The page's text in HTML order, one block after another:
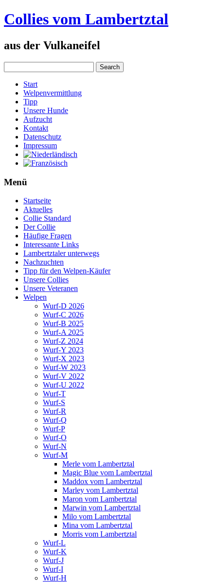
Collies vom Lambertztal
aus der Vulkaneifel
Start
Welpenvermittlung
Tipp
Unsere Hunde
Aufzucht
Kontakt
Datenschutz
Impressum
Menü
Startseite
Aktuelles
Collie Standard
Der Collie
Häufige Fragen
Interessante Links
Lambertztaler unterwegs
Nachzuchten
Tipp für den Welpen-Käufer
Unsere Collies
Unsere Veteranen
Welpen
Wurf-D 2026
Wurf-C 2026
Wurf-B 2025
Wurf-A 2025
Wurf-Z 2024
Wurf-Y 2023
Wurf-X 2023
Wurf-W 2023
Wurf-V 2022
Wurf-U 2022
Wurf-T
Wurf-S
Wurf-R
Wurf-Q
Wurf-P
Wurf-O
Wurf-N
Wurf-M
Merle vom Lambertztal
Magic Blue vom Lambertztal
Maddox vom Lambertztal
Marley vom Lambertztal
Maron vom Lambertztal
Marwin vom Lambertztal
Milo vom Lambertztal
Mina vom Lambertztal
Morris vom Lambertztal
Wurf-L
Wurf-K
Wurf-J
Wurf-I
Wurf-H